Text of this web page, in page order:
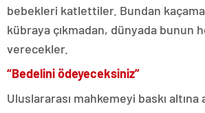
bebekleri katlettiler. Bundan
kübraya çıkmadan, dünyada bunun
verecekler.
“Bedelini ödeyeceksiniz”
Uluslararası mahkemeyi baskı altına